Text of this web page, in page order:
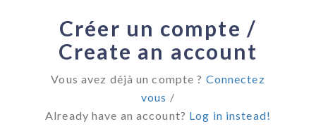
Créer un compte /
Create an account
Vous avez déjà un compte ? Connectez
vous /
Already have an account? Log in instead!